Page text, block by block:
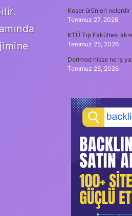
Koşer ürünleri nelerdir
Temmuz 27, 2026
KTÜ Tıp Fakültesi
Temmuz 25, 2026
Derimod hisse ne iş
Temmuz 25, 2026